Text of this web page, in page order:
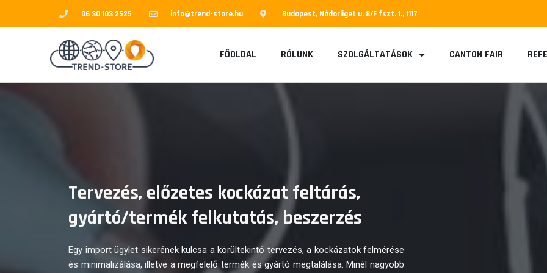
06 30 103 2525 info@trend-store.hu Budapest, Nádorliget u. 8/F fszt. 1., 1117
FŐOLDAL RÓLUNK SZOLGÁLTATÁSOK CANTON FAIR
Tervezés, előzetes kockázat feltárás,
gyártó/termék felkutatás, beszerzés
Egy import ügylet sikerének kulcsa a körültekintő tervezés, a kockázatok felmérése
és minimalizálása, illetve a megfelelő termék és gyártó megtalálása. Minél nagyobb